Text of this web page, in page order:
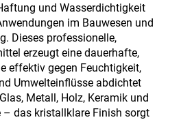
und Wasserdichtigkeit
im Bauwesen und
Dieses professionelle,
erzeugt eine dauerhafte,
effektiv gegen Feuchtigkeit,
Umwelteinflüsse abdichtet
Metall, Holz, Keramik und
das kristallklare Finish sorgt